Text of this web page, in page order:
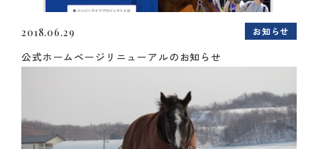
2018.06.29 お知らせ
公式ホームページリニューアルのお知らせ